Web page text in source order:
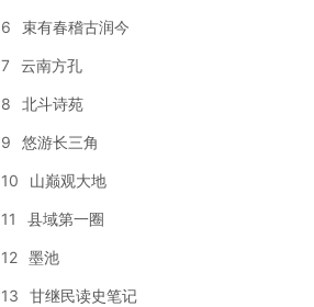
6 束有春稽古润今
7 云南方孔
8 北斗诗苑
9 悠游长三角
10 山巅观大地
11 县域第一圈
12 墨池
13 甘继民读史笔记